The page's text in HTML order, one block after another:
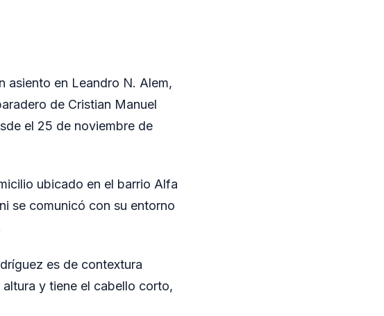
asiento en Leandro N. Alem,
de Cristian Manuel
el 25 de noviembre de
ubicado en el barrio Alfa
se comunicó con su entorno
es de contextura
y tiene el cabello corto,